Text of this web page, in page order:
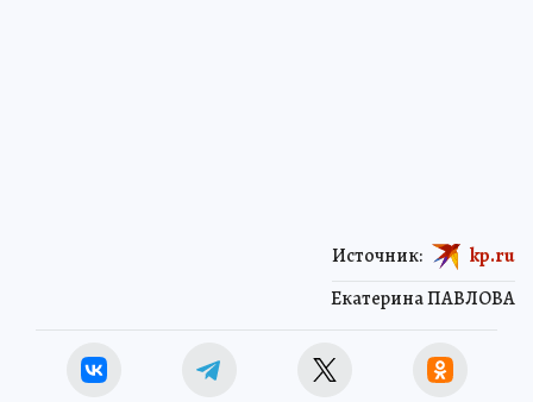
Екатерина ПАВЛОВА
Источник: kp.ru